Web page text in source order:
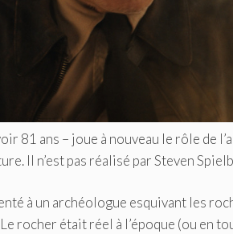
81 ans – joue à nouveau le rôle de
Il n’est pas réalisé par Steven
à un archéologue esquivant les
rocher était réel à l’époque (ou en